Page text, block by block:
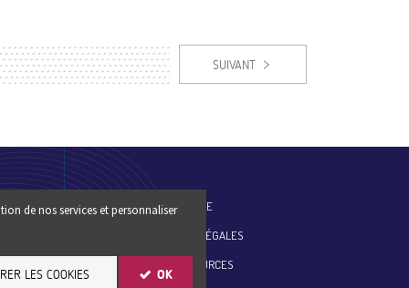
SUIVANT
NOUS
PLAN DU SITE
MENTIONS LÉGALES
SITE RESSOURCES
de nos services et personnaliser
LES COOKIES OK